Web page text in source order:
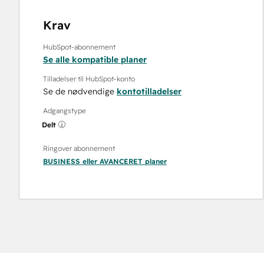
Krav
HubSpot-abonnement
Se alle kompatible planer
Tilladelser til HubSpot-konto
Se de nødvendige kontotilladelser
Adgangstype
Delt
Ringover abonnement
BUSINESS eller AVANCERET planer